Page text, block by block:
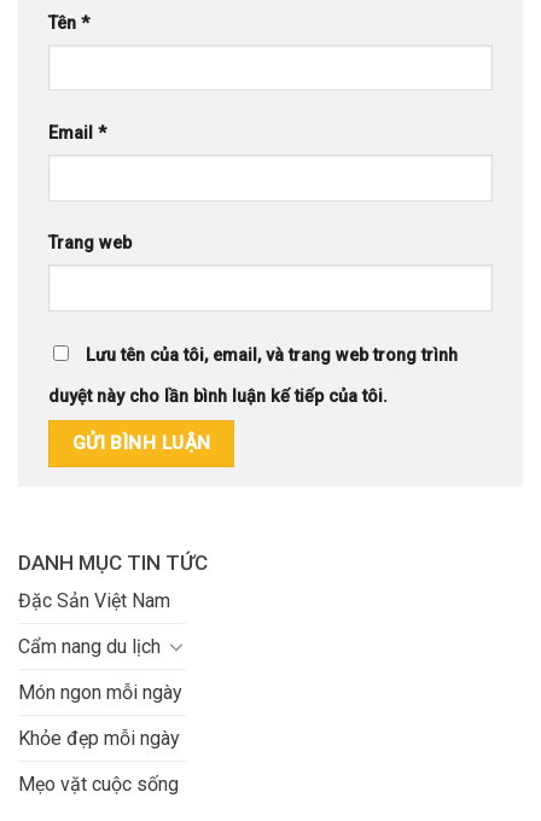
Tên *
Email *
Trang web
Lưu tên của tôi, email, và trang web trong trình
duyệt này cho lần bình luận kế tiếp của tôi.
DANH MỤC TIN TỨC
Đặc Sản Việt Nam
Cẩm nang du lịch
Món ngon mỗi ngày
Khỏe đẹp mỗi ngày
Mẹo vặt cuộc sống